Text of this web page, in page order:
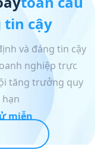
tin cậy
và đáng tin cậy
nghiệp trực
tăng trưởng quy
miễn